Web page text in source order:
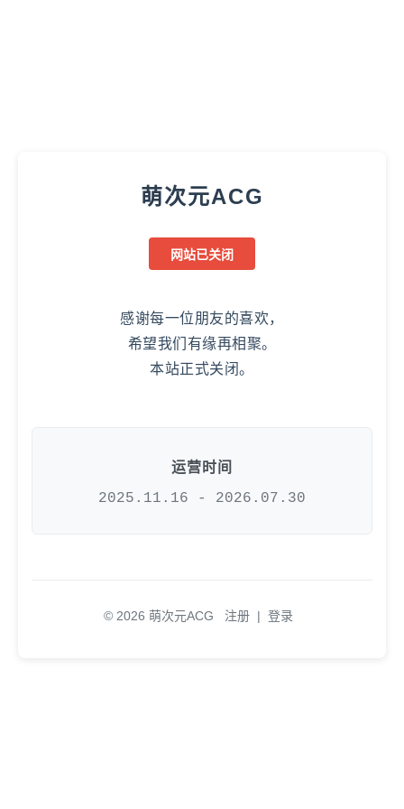
萌次元ACG
网站已关闭
感谢每一位朋友的喜欢，
希望我们有缘再相聚。
本站正式关闭。
运营时间
2025.11.16 - 2026.07.30
© 2026 萌次元ACG 注册 | 登录